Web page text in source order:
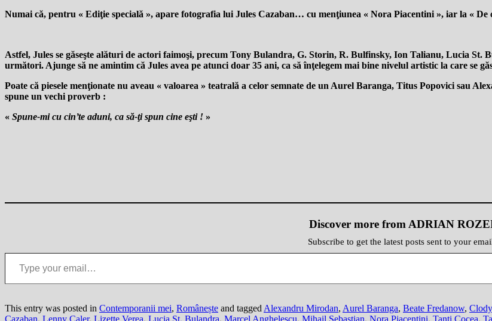
Numai că, pentru « Ediţie specială », apare fotografia lui Jules Cazaban… cu menţiunea « Nora Piacentini », iar la «
Astfel, Jules se găseşte alături de actori faimoşi, precum Tony Bulandra, G. Storin, R. Bulfinsky, Ion Talianu, Lucia
următori. Ajunge să ne amintim că Jules avea pe atunci doar 35 ani, ca să înţelegem mai bine nivelul artistic la care se
Poate că piesele menţionate nu aveau « valoarea » teatrală a celor semnate de un Aurel Baranga, Titus Popovici sau
spune un vechi proverb :
« Spune-mi cu cin’te aduni, ca să-ţi spun cine eşti ! »
Discover more from ADRIAN
Subscribe to get the latest posts sent to your
Type your email…
This entry was posted in Contemporanii mei, Românește and taggedAlexandru Mirodan, Aurel Baranga, Beate Fredanow,